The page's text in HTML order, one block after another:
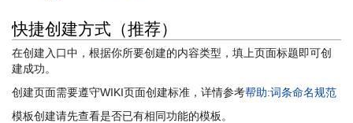
快捷创建方式（推荐）
在创建入口中，根据你所要创建的内容类型，填上页面标题即可创
建成功。
创建页面需要遵守WIKI页面创建标准，详情参考帮助:词条命名规范
模板创建请先查看是否已有相同功能的模板。